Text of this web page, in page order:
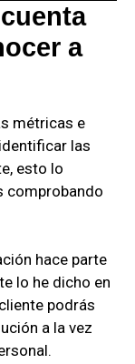
a
métricas e
las
esto lo
comprobando
hace parte
lo he dicho en
podrás
a la vez